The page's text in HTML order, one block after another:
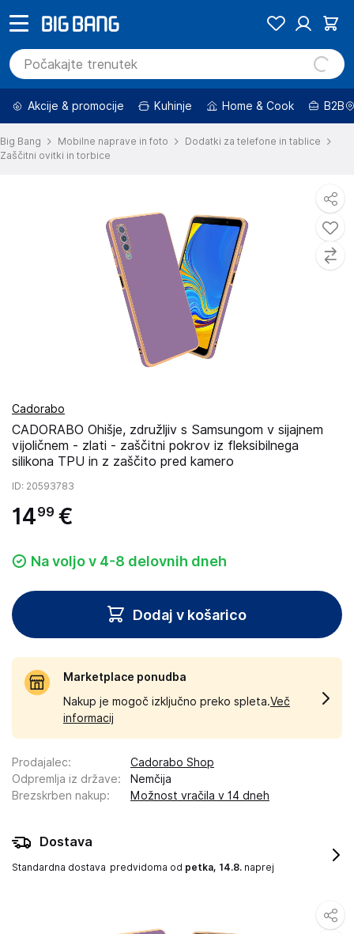
Akcije & promocije Kuhinje Home & Cook B2B
Big Bang Mobilne naprave in foto
Dodatki za telefone in tablice
Zaščitni ovitki in torbice
Cadorabo
CADORABO Ohišje, združljiv s Samsungom v sijajnem
vijoličnem - zlati - zaščitni pokrov iz fleksibilnega
silikona TPU in z zaščito pred kamero
ID: 20593783
1499 €
Na voljo v 4-8 delovnih dneh
Dodaj v košarico
Marketplace ponudba
Nakup je mogoč izključno preko spleta.Več
informacij
Prodajalec:
Cadorabo Shop
Odpremlja iz države:
Nemčija
Brezskrben nakup: Možnost vračila v 14 dneh
Dostava
Standardna dostava predvidoma od petka, 14.8. naprej